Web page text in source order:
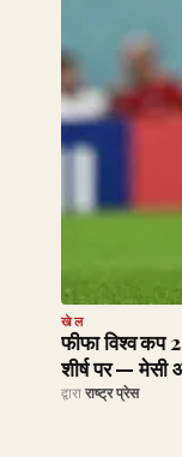
खेल
फीफा विश्व कप
शीर्ष पर — मेसी
द्वारा राष्ट्र प्रेस